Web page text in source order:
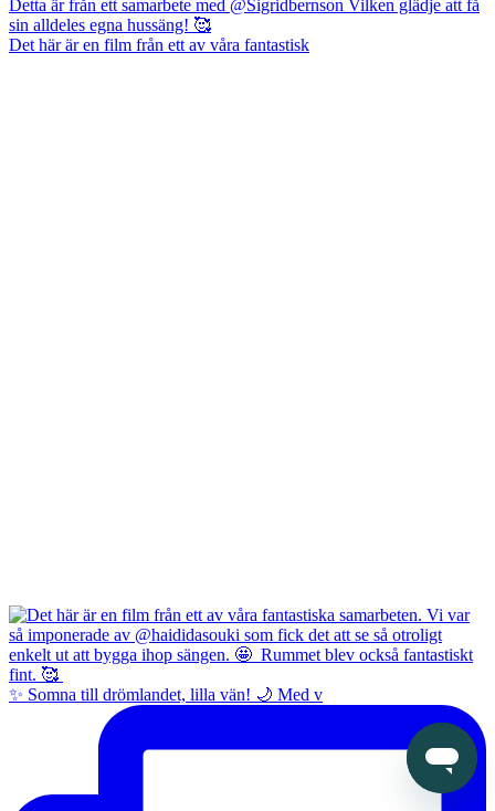
Det här är en film från ett av våra fantastisk
✨ Somna till drömlandet, lilla vän! 🌙 Med v